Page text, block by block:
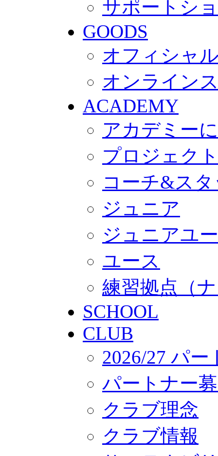
サポートシ
GOODS
オフィシャ
オンライン
ACADEMY
アカデミー
プロジェク
コーチ&ス
ジュニア
ジュニアユ
ユース
練習拠点（
SCHOOL
CLUB
2026/27 パ
パートナー
クラブ理念
クラブ情報